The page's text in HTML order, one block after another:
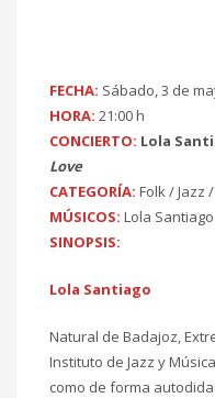
FECHA: Sábado, 3 de
HORA: 21:00 h
CONCIERTO: Lola
Love
CATEGORÍA: Folk / Jazz
MÚSICOS: Lola Santiago
SINOPSIS:
Lola Santiago
Natural de Badajoz,
Instituto de Jazz y
como de forma